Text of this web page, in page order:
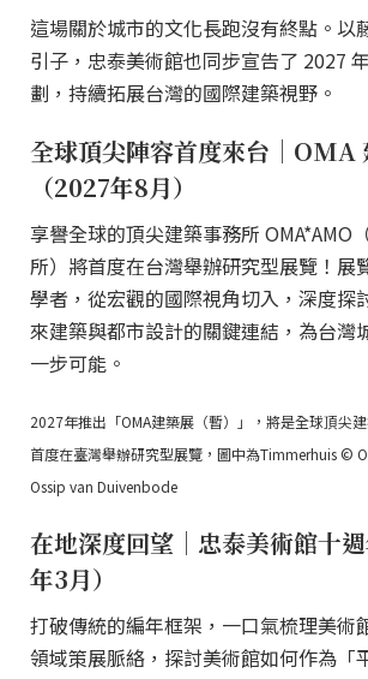
這場關於城市的文化長跑沒有終點。以
引子，忠泰美術館也同步宣告了 2027
劃，持續拓展台灣的國際建築視野。
全球頂尖陣容首度來台｜OMA
（2027年8月）
享譽全球的頂尖建築事務所 OMA*AMO
所）將首度在台灣舉辦研究型展覽！展
學者，從宏觀的國際視角切入，深度探
來建築與都市設計的關鍵連結，為台灣
一步可能。
2027年推出「OMA建築展（暫）」，將是全球頂尖
首度在臺灣舉辦研究型展覽，圖中為Timmerhuis ©
Ossip van Duivenbode
在地深度回望｜忠泰美術館十
年3月）
打破傳統的編年框架，一口氣梳理美術
領域策展脈絡，探討美術館如何作為「